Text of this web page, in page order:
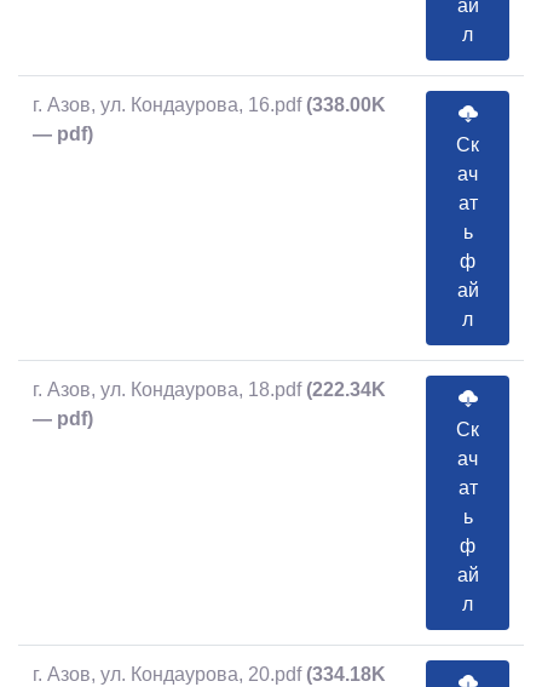
ай
л
г. Азов, ул. Кондаурова, 16.pdf (338.00K
— pdf)
Ск
ач
ат
ь
ф
ай
л
г. Азов, ул. Кондаурова, 18.pdf (222.34K
— pdf)
Ск
ач
ат
ь
ф
ай
л
г. Азов, ул. Кондаурова, 20.pdf (334.18K